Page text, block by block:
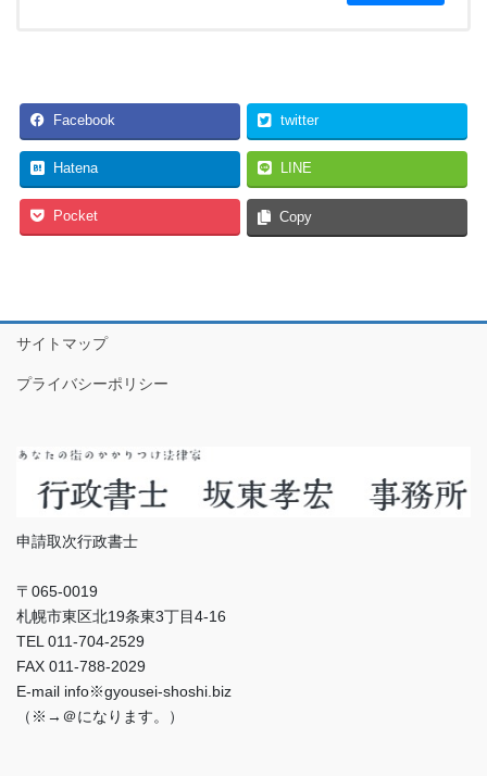
Facebook twitter
Hatena LINE
Pocket Copy
サイトマップ
プライバシーポリシー
申請取次行政書士
〒065-0019
札幌市東区北19条東3丁目4-16
TEL 011-704-2529
FAX 011-788-2029
E-mail info※gyousei-shoshi.biz
（※→＠になります。）